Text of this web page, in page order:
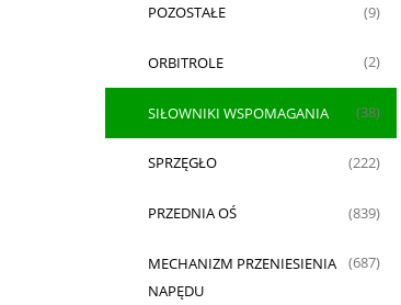
POZOSTAŁE (9)
ORBITROLE (2)
SIŁOWNIKI WSPOMAGANIA (38)
SPRZĘGŁO (222)
PRZEDNIA OŚ (839)
MECHANIZM PRZENIESIENIA
NAPĘDU
(687)